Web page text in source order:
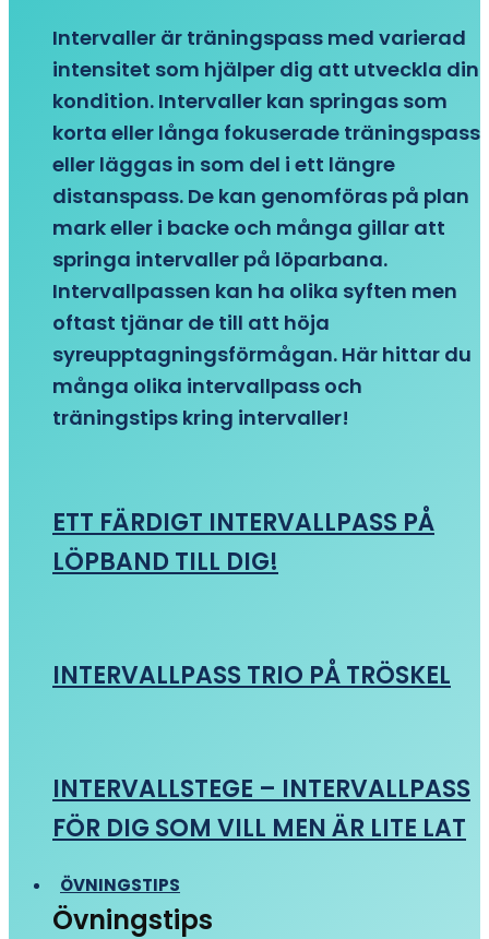
Intervaller är träningspass med varierad
intensitet som hjälper dig att utveckla din
kondition. Intervaller kan springas som
korta eller långa fokuserade träningspass
eller läggas in som del i ett längre
distanspass. De kan genomföras på plan
mark eller i backe och många gillar att
springa intervaller på löparbana.
Intervallpassen kan ha olika syften men
oftast tjänar de till att höja
syreupptagningsförmågan. Här hittar du
många olika intervallpass och
träningstips kring intervaller!
ETT FÄRDIGT INTERVALLPASS PÅ
LÖPBAND TILL DIG!
INTERVALLPASS TRIO PÅ TRÖSKEL
INTERVALLSTEGE – INTERVALLPASS
FÖR DIG SOM VILL MEN ÄR LITE LAT
ÖVNINGSTIPS
Övningstips